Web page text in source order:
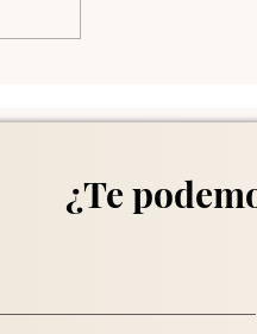
Comuna 13 en Medellín
¿Te